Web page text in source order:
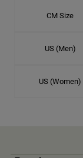
CM Size
US (Men)
US (Women)